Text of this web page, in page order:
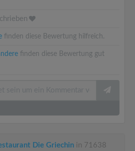
finden diese Bewertung hilfreich.
finden diese Bewertung gut
Die Griechin in 71638